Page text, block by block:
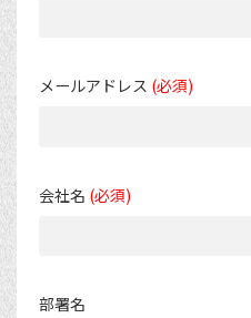
メールアドレス (必須)
会社名 (必須)
部署名